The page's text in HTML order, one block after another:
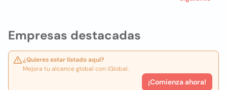
Empresas destacadas
¿Quieres estar listado aquí?
Mejora tu alcance global con iGlobal.
¡Comienza ahora!